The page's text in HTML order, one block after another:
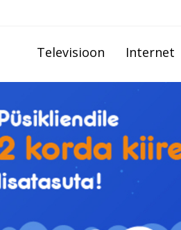
Televisioon Internet